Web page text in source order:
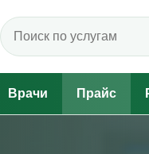
Поиск по прайсу
Врачи Прайс